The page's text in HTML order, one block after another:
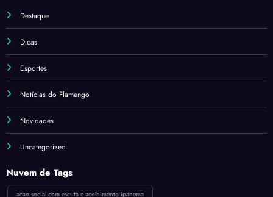
Destaque
Dicas
Esportes
Notícias do Flamengo
Novidades
Uncategorized
Nuvem de Tags
acao social com escuta e acolhimento ipanema